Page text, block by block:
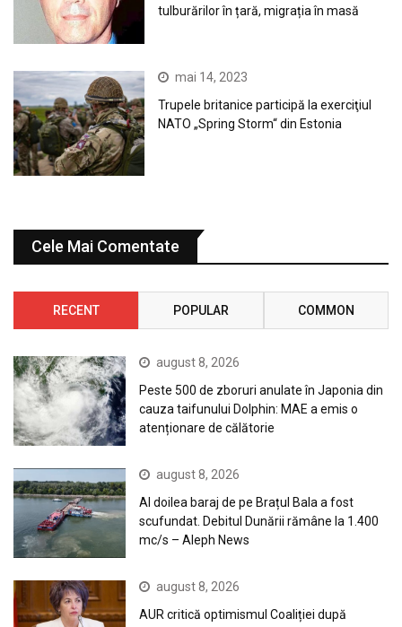
tulburărilor în țară, migrația în masă
mai 14, 2023
Trupele britanice participă la exerciţiul
NATO „Spring Storm“ din Estonia
Cele Mai Comentate
RECENT POPULAR COMMON
august 8, 2026
Peste 500 de zboruri anulate în Japonia din
cauza taifunului Dolphin: MAE a emis o
atenționare de călătorie
august 8, 2026
Al doilea baraj de pe Brațul Bala a fost
scufundat. Debitul Dunării rămâne la 1.400
mc/s – Aleph News
august 8, 2026
AUR critică optimismul Coaliției după